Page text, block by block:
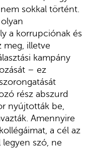
sokkal történt.
a korrupciónak és
meg, illetve
kampány
– ez
rész abszurd
nyújtották be,
Amennyire
a cél az
szó, ne